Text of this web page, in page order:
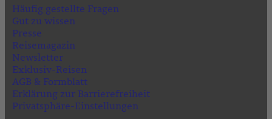
Häufig gestellte Fragen
Gut zu wissen
Presse
Reisemagazin
Newsletter
Exklusiv-Reisen
AGB & Formblatt
Erklärung zur Barrierefreiheit
Privatsphäre-Einstellungen